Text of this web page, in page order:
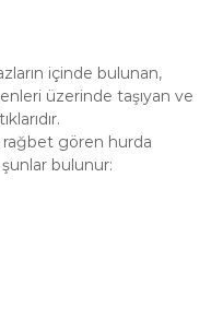
içinde bulunan,
üzerinde taşıyan ve
gören hurda
bulunur: